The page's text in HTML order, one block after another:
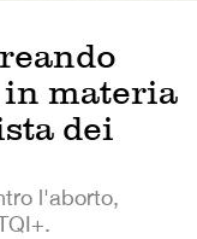
materia
dei
l'aborto,